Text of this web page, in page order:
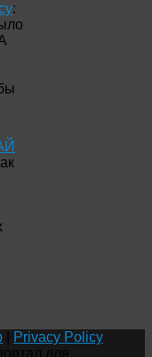
:
Privacy Policy